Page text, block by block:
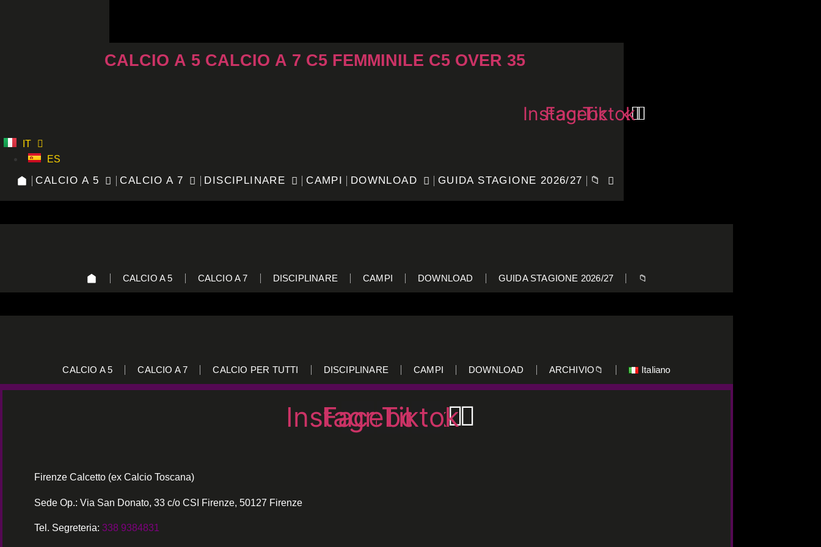
CALCIO A 5 CALCIO A 7 C5 FEMMINILE C5 OVER 35
Instagram
Facebook
Tiktok
IT
ES
CALCIO A 5 CALCIO A 7 DISCIPLINARE CAMPI DOWNLOAD GUIDA STAGIONE 2026/27 📁
CALCIO A 5 CALCIO A 7 DISCIPLINARE CAMPI DOWNLOAD GUIDA STAGIONE 2026/27 📁
CALCIO A 5 CALCIO A 7 CALCIO PER TUTTI DISCIPLINARE CAMPI DOWNLOAD ARCHIVIO📁 Italiano
Instagram
Facebook
Tiktok
Firenze Calcetto (ex Calcio Toscana)
Sede Op.: Via San Donato, 33 c/o CSI Firenze, 50127 Firenze
Tel. Segreteria:338 9384831